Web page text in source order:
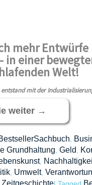
mehr Entwürfe
in einer
Welt!
entstand mit der
weiter →
Grundhaltung Geld
,
Umwelt,
Zeitgeschichte